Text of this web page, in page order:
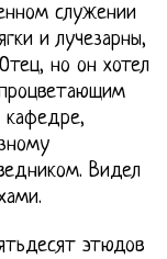
служении
и лучезарны,
но он хотел
кафедре,
Видел
этюдов